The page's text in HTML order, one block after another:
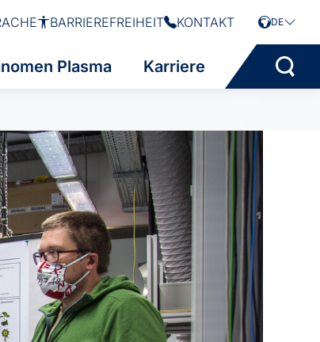
BARRIEREFREIHEIT KONTAKT DE
Plasma Karriere